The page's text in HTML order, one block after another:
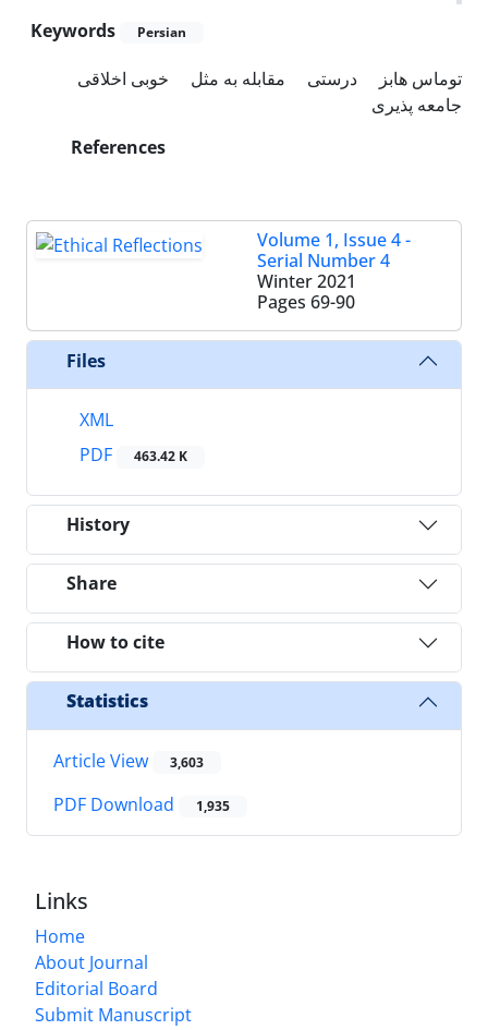
Keywords Persian
توماس هابز درستی مقابله به مثل
خوبی اخلاقی
جامعه پذیری
References
Volume 1, Issue 4 -
Serial Number 4
Winter 2021
Pages 69-90
Files
XML
PDF
463.42 K
History
Share
How to cite
Statistics
Article View 3,603
PDF Download 1,935
Links
Home
About Journal
Editorial Board
Submit Manuscript